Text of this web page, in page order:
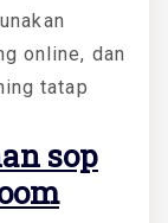
online, dan
tatap
sop